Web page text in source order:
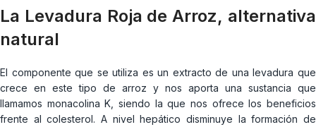
La Levadura Roja de Arroz, alternativa
natural
El componente que se utiliza es un extracto de una levadura que
crece en este tipo de arroz y nos aporta una sustancia que
llamamos monacolina K, siendo la que nos ofrece los beneficios
frente al colesterol. A nivel hepático disminuye la formación de